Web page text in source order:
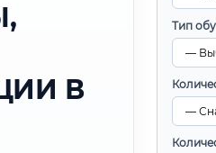
Тип
В